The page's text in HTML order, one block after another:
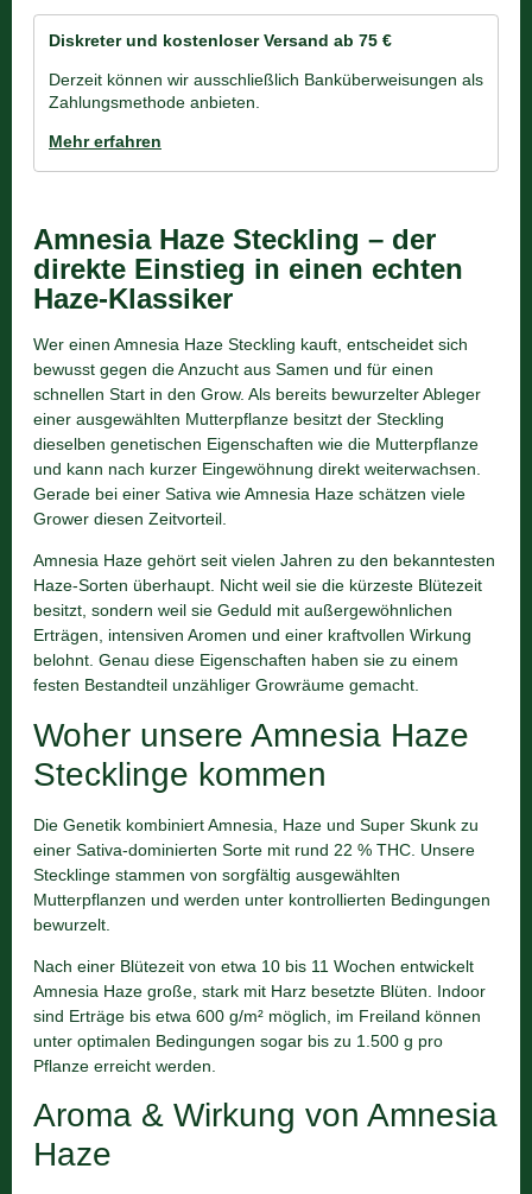
Diskreter und kostenloser Versand ab 75 €
Derzeit können wir ausschließlich Banküberweisungen als
Zahlungsmethode anbieten.
Mehr erfahren
Amnesia Haze Steckling – der
direkte Einstieg in einen echten
Haze-Klassiker
Wer einen Amnesia Haze Steckling kauft, entscheidet sich
bewusst gegen die Anzucht aus Samen und für einen
schnellen Start in den Grow. Als bereits bewurzelter Ableger
einer ausgewählten Mutterpflanze besitzt der Steckling
dieselben genetischen Eigenschaften wie die Mutterpflanze
und kann nach kurzer Eingewöhnung direkt weiterwachsen.
Gerade bei einer Sativa wie Amnesia Haze schätzen viele
Grower diesen Zeitvorteil.
Amnesia Haze gehört seit vielen Jahren zu den bekanntesten
Haze-Sorten überhaupt. Nicht weil sie die kürzeste Blütezeit
besitzt, sondern weil sie Geduld mit außergewöhnlichen
Erträgen, intensiven Aromen und einer kraftvollen Wirkung
belohnt. Genau diese Eigenschaften haben sie zu einem
festen Bestandteil unzähliger Growräume gemacht.
Woher unsere Amnesia Haze
Stecklinge kommen
Die Genetik kombiniert Amnesia, Haze und Super Skunk zu
einer Sativa-dominierten Sorte mit rund 22 % THC. Unsere
Stecklinge stammen von sorgfältig ausgewählten
Mutterpflanzen und werden unter kontrollierten Bedingungen
bewurzelt.
Nach einer Blütezeit von etwa 10 bis 11 Wochen entwickelt
Amnesia Haze große, stark mit Harz besetzte Blüten. Indoor
sind Erträge bis etwa 600 g/m² möglich, im Freiland können
unter optimalen Bedingungen sogar bis zu 1.500 g pro
Pflanze erreicht werden.
Aroma & Wirkung von Amnesia
Haze